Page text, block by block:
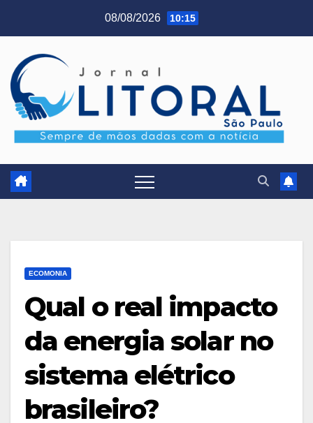
08/08/2026 10:15
ECOMONIA
Qual o real impacto
da energia solar no
sistema elétrico
brasileiro?